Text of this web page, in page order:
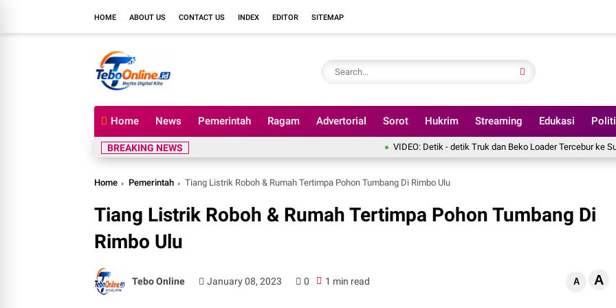
HOME ABOUT US CONTACT US INDEX EDITOR SITEMAP
Home News Pemerintah Ragam Advertorial Sorot Hukrim Streaming Edukasi
BREAKING NEWS VIDEO: Detik - detik Truk dan Beko Loader Tercebur ke Sungai
Home Pemerintah Tiang Listrik Roboh & Rumah Tertimpa Pohon Tumbang Di Rimbo Ulu
Tiang Listrik Roboh & Rumah Tertimpa Pohon Tumbang Di
Rimbo Ulu
Tebo Online January 08, 2023 0 1 min read A A